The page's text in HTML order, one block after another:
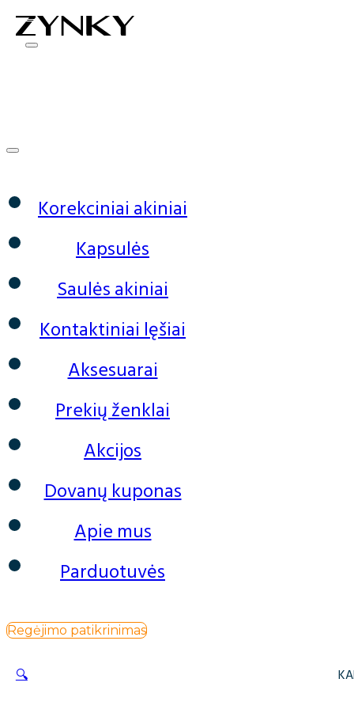
0
Korekciniai akiniai
Kapsulės
Saulės akiniai
Kontaktiniai lęšiai
Aksesuarai
Prekių ženklai
Akcijos
Dovanų kuponas
Apie mus
Parduotuvės
Regėjimo patikrinimas
🔍